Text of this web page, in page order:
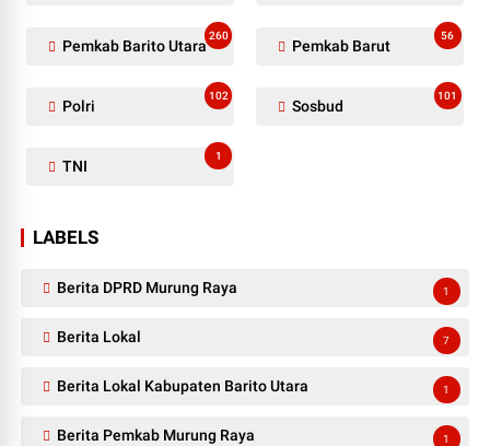
Pemkab Barito Utara
260
Pemkab Barut
56
Polri
102
Sosbud
101
TNI
1
LABELS
Berita DPRD Murung Raya 1
Berita Lokal 7
Berita Lokal Kabupaten Barito Utara 1
Berita Pemkab Murung Raya 1